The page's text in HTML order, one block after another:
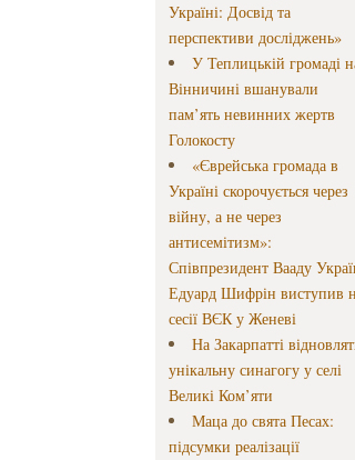
Україні: Досвід та
перспективи досліджень»
У Теплицькій громаді
Вінничині вшанували
пам’ять невинних жертв
Голокосту
«Єврейська громада в
Україні скорочується через
війну, а не через
антисемітизм»:
Співпрезидент Вааду
Едуард Шифрін виступив
сесії ВЄК у Женеві
На Закарпатті
унікальну синагогу у селі
Великі Ком’яти
Маца до свята Песах:
підсумки реалізації